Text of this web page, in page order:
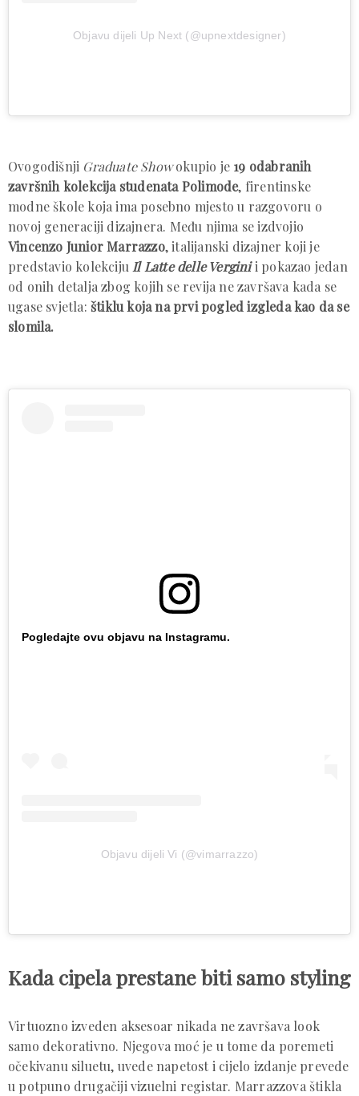
Objavu dijeli Up Next (@upnextdesigner)
Ovogodišnji Graduate Showokupio je 19 odabranih
završnih kolekcija studenata Polimode, firentinske
modne škole koja ima posebno mjesto u razgovoru o
novoj generaciji dizajnera. Među njima se izdvojio
Vincenzo Junior Marrazzo, italijanski dizajner koji je
predstavio kolekciju Il Latte delle Verginii pokazao jedan
od onih detalja zbog kojih se revija ne završava kada se
ugase svjetla: štiklu koja na prvi pogled izgleda kao da se
slomila.
Pogledajte ovu objavu na Instagramu.
Objavu dijeli Vi (@vimarrazzo)
Kada cipela prestane biti samo styling
Virtuozno izveden aksesoar nikada ne završava look
samo dekorativno. Njegova moć je u tome da poremeti
očekivanu siluetu, uvede napetost i cijelo izdanje prevede
u potpuno drugačiji vizuelni registar. Marrazzova štikla